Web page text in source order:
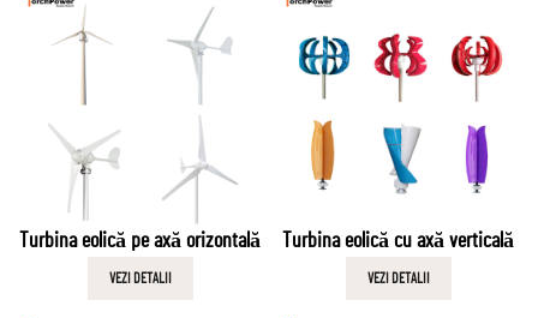
Turbina eolică pe axă orizontală
VEZI DETALII
Turbina eolică cu axă verticală
VEZI DETALII